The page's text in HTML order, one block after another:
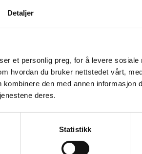
Detaljer
et personlig preg, for å levere
hvordan du bruker nettstedet vårt,
den med annen informasjon
deres.
Statistikk